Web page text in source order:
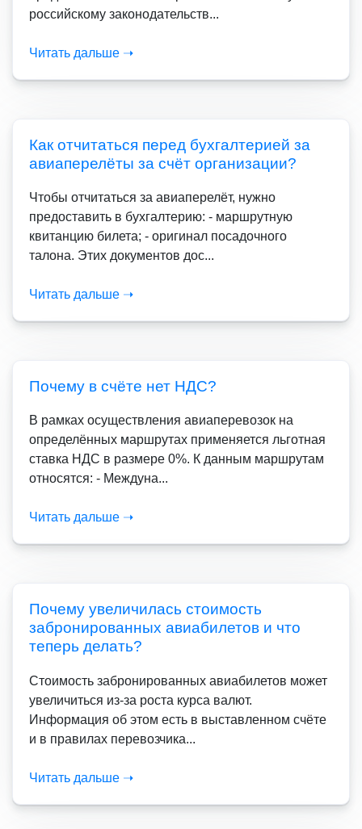
российскому законодательств...
Читать дальше ➝
Как отчитаться перед бухгалтерией за
авиаперелёты за счёт организации?
Чтобы отчитаться за авиаперелёт, нужно
предоставить в бухгалтерию: - маршрутную
квитанцию билета; - оригинал посадочного
талона. Этих документов дос...
Читать дальше ➝
Почему в счёте нет НДС?
В рамках осуществления авиаперевозок на
определённых маршрутах применяется льготная
ставка НДС в размере 0%. К данным маршрутам
относятся: - Междуна...
Читать дальше ➝
Почему увеличилась стоимость
забронированных авиабилетов и что
теперь делать?
Стоимость забронированных авиабилетов может
увеличиться из-за роста курса валют.
Информация об этом есть в выставленном счёте
и в правилах перевозчика...
Читать дальше ➝